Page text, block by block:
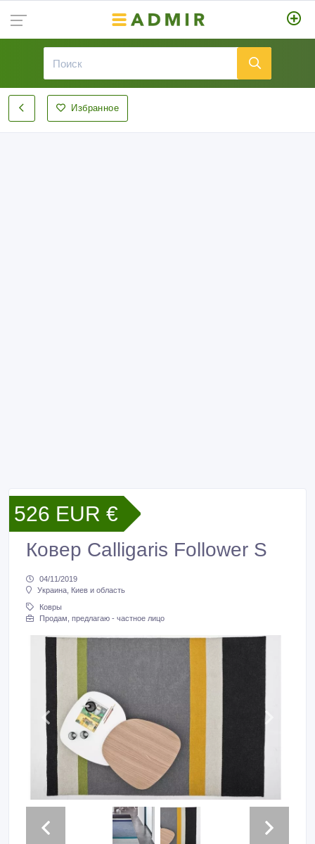
Избранное
526 EUR €
Ковер Calligaris Follower S
04/11/2019
Украина, Киев и область
Ковры
Продам, предлагаю - частное лицо